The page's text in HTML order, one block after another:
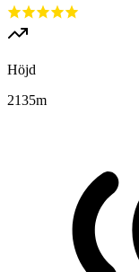
Höjd
2135m